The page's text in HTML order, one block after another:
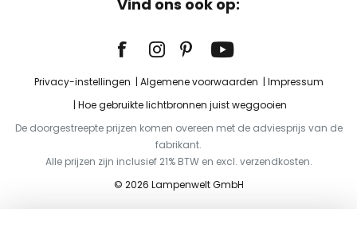
Vind ons ook op:
Privacy-instellingen Algemene voorwaarden
Impressum
Hoe gebruikte lichtbronnen juist weggooien
De doorgestreepte prijzen komen overeen met de adviesprijs van de
fabrikant.
Alle prijzen zijn inclusief 21% BTW en excl. verzendkosten.
© 2026 Lampenwelt GmbH